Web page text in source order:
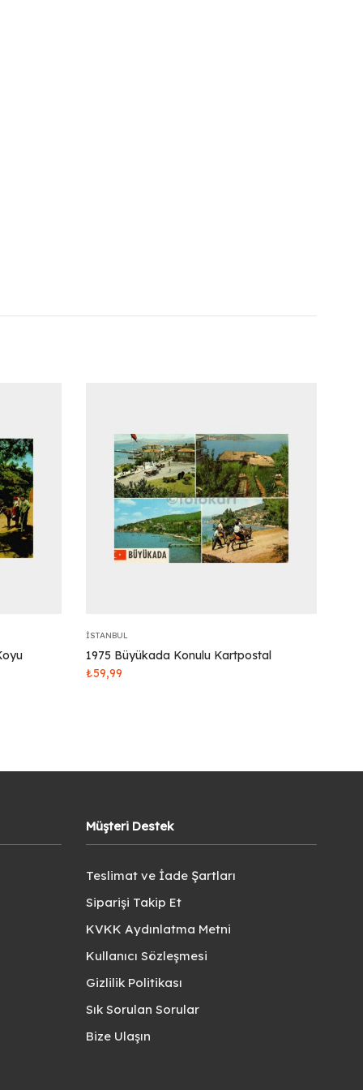
İSTANBUL
1975 Büyükada Konulu Kartpostal
₺59,99
Müşteri Destek
Teslimat ve İade Şartları
Siparişi Takip Et
KVKK Aydınlatma Metni
Kullanıcı Sözleşmesi
Gizlilik Politikası
Sık Sorulan Sorular
Bize Ulaşın